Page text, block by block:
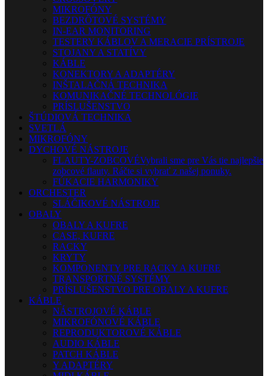
MIKROFÓNY
BEZDRÔTOVÉ SYSTÉMY
IN-EAR MONITORING
TESTERY KÁBLOV A MERACIE PRÍSTROJE
STOJANY A STATÍVY
KÁBLE
KONEKTORY A ADAPTÉRY
INŠTALAČNÁ TECHNIKA
KOMUNIKAČNÉ TECHNOLÓGIE
PRÍSLUŠENSTVO
ŠTÚDIOVÁ TECHNIKA
SVETLÁ
MIKROFÓNY
DYCHOVÉ NÁSTROJE
FLAUTY-ZOBCOVÉVybrali sme pre Vás tie najlepšie
zobcové flauty. Ráčte si vybrať z našej ponuky.
FÚKACIE HARMONIKY
ORCHESTER
SLÁČIKOVÉ NÁSTROJE
OBALY
OBALY A KUFRE
CASE, KUFRE
RACKY
KRYTY
KOMPONENTY PRE RACKY A KUFRE
TRANSPORTNÉ SYSTÉMY
PRÍSLUŠENSTVO PRE OBALY A KUFRE
KÁBLE
NÁSTROJOVÉ KÁBLE
MIKROFÓNOVÉ KÁBLE
REPRODUKTOROVÉ KÁBLE
AUDIO KÁBLE
PATCH KÁBLE
Y ADAPTÉRY